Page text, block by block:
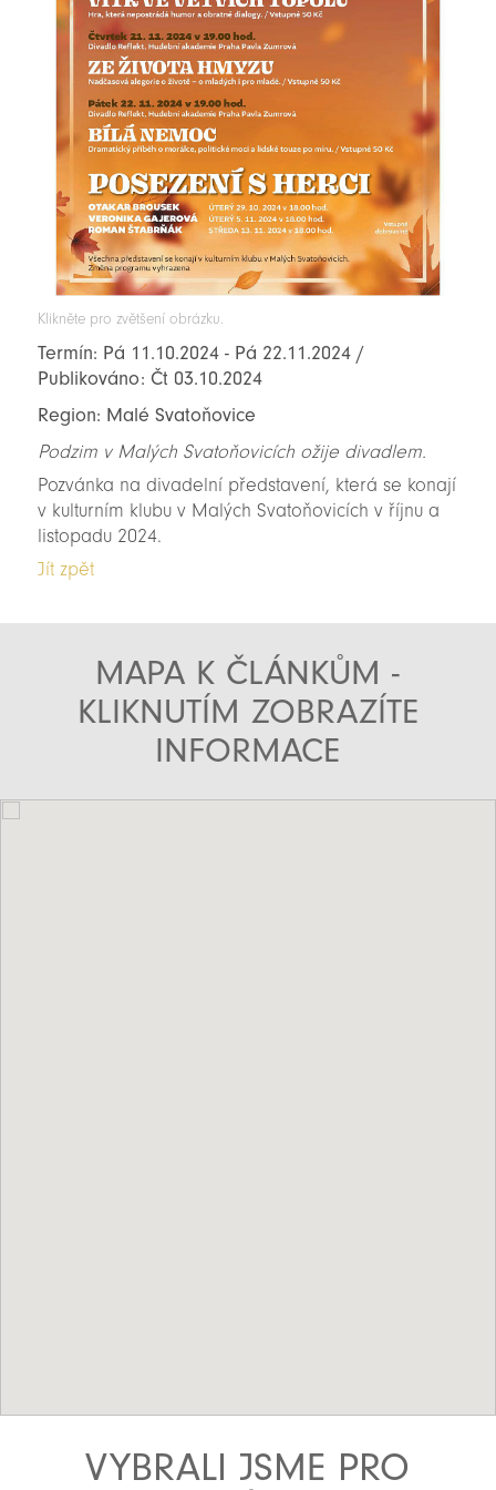
Klikněte pro zvětšení obrázku.
Termín: Pá 11.10.2024 - Pá 22.11.2024 /
Publikováno: Čt 03.10.2024
Region: Malé Svatoňovice
Podzim v Malých Svatoňovicích ožije divadlem.
Pozvánka na divadelní představení, která se konají
v kulturním klubu v Malých Svatoňovicích v říjnu a
listopadu 2024.
Jít zpět
MAPA K ČLÁNKŮM -
KLIKNUTÍM ZOBRAZÍTE
INFORMACE
VYBRALI JSME PRO